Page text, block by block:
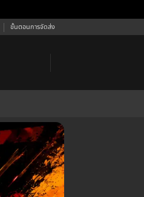
ขั้นตอนการจัดส่ง